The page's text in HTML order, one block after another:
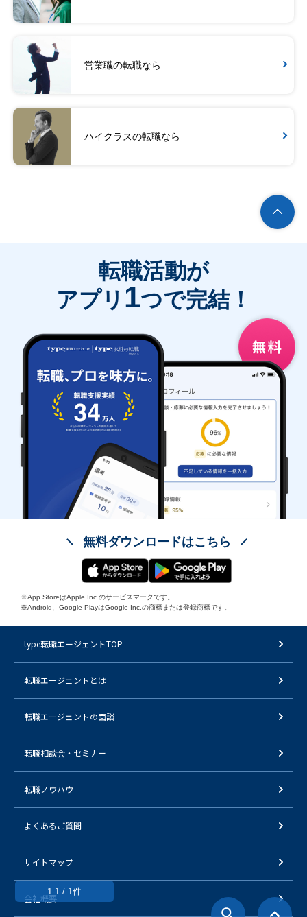
営業職の転職なら
ハイクラスの転職なら
1-1 / 1件
転職活動が
アプリ 1つで完結！
無料ダウンロードはこちら
※App StoreはApple Inc.のサービスマークです。
※Android、Google PlayはGoogle Inc.の商標または登録商標です。
type転職エージェントTOP
転職エージェントとは
転職エージェントの面談
転職相談会・セミナー
転職ノウハウ
よくあるご質問
サイトマップ
会社概要